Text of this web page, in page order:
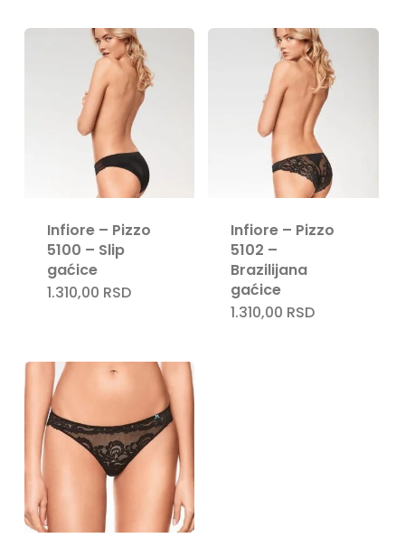
Infiore – Pizzo
5100 – Slip
gaćice
1.310,00 RSD
Infiore – Pizzo
5102 –
Brazilijana
gaćice
1.310,00 RSD